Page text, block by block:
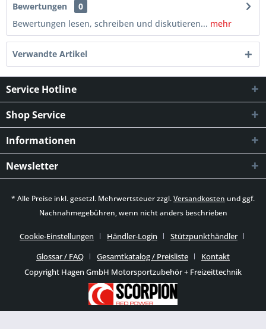
Bewertungen
0
Bewertungen lesen, schreiben und diskutieren... mehr
Verwandte Artikel
Service Hotline
Shop Service
Informationen
Newsletter
* Alle Preise inkl. gesetzl. Mehrwertsteuer zzgl.Versandkosten und ggf.
Nachnahmegebühren, wenn nicht anders beschrieben
Cookie-Einstellungen Händler-Login
Stützpunkthändler
Glossar / FAQ
Gesamtkatalog / Preisliste
Kontakt
Copyright Hagen GmbH Motorsportzubehör + Freizeittechnik